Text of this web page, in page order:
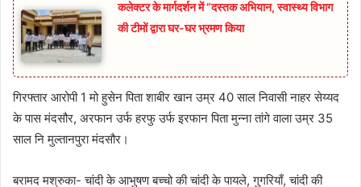
कलेक्टर के मार्गदर्शन में “दस्तक अभियान,‌ स्वास्थ्य विभाग
की टीमों द्वारा घर-घर भ्रमण किया
गिरफ्तार आरोपी 1 मो हुसेन पिता शाबीर खान उम्र 40 साल निवासी नाहर सेय्यद
के पास मंदसौर, अरफान उर्फ हरफु उर्फ इरफान पिता मुन्ना तांगे वाला उम्र 35
साल नि मुल्तानपुरा मंदसौर।
बरामद मश्रुका- चांदी के आभुषण बच्चो की चांदी के पायले, गुगरियाँ, चांदी की